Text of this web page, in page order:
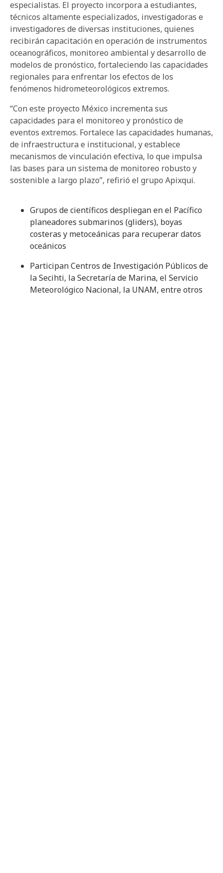
especialistas. El proyecto incorpora a estudiantes,
técnicos altamente especializados, investigadoras e
investigadores de diversas instituciones, quienes
recibirán capacitación en operación de instrumentos
oceanográficos, monitoreo ambiental y desarrollo de
modelos de pronóstico, fortaleciendo las capacidades
regionales para enfrentar los efectos de los
fenómenos hidrometeorológicos extremos.
“Con este proyecto México incrementa sus
capacidades para el monitoreo y pronóstico de
eventos extremos. Fortalece las capacidades humanas,
de infraestructura e institucional, y establece
mecanismos de vinculación efectiva, lo que impulsa
las bases para un sistema de monitoreo robusto y
sostenible a largo plazo”, refirió el grupo Apixqui.
Grupos de científicos despliegan en el Pacífico
planeadores submarinos (gliders), boyas
costeras y metoceánicas para recuperar datos
oceánicos
Participan Centros de Investigación Públicos de
la Secihti, la Secretaría de Marina, el Servicio
Meteorológico Nacional, la UNAM, entre otros